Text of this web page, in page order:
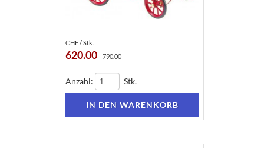
CHF / Stk.
620.00 790.00
Anzahl: Stk.